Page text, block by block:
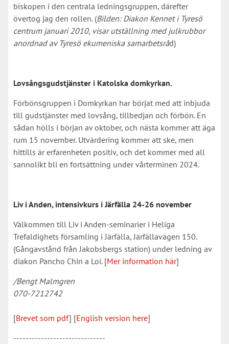
biskopen i den centrala ledningsgruppen, därefter
övertog jag den rollen. (Bilden: Diakon Kennet i Tyresö
centrum januari 2010, visar utställning med julkrubbor
anordnad av Tyresö ekumeniska samarbetsråd)
Lovsångsgudstjänster i Katolska domkyrkan.
Förbönsgruppen i Domkyrkan har börjat med att inbjuda
till gudstjänster med lovsång, tillbedjan och förbön. En
sådan hölls i början av oktober, och nästa kommer att äga
rum 15 november. Utvärdering kommer att ske, men
hittills är erfarenheten positiv, och det kommer med all
sannolikt bli en fortsättning under vårterminen 2024.
Liv i Anden, intensivkurs i Järfälla 24-26 november
Välkommen till Liv i Anden-seminarier i Heliga
Trefaldighets församling i Järfälla, Järfällavägen 150.
(Gångavstånd från Jakobsbergs station) under ledning av
diakon Pancho Chin a Loi. [Mer information här]
/Bengt Malmgren
070-7212742
[Brevet som pdf] [English version here]
------------------------------